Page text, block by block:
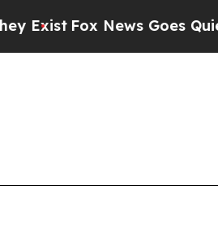
Fox News Goes Quiet as